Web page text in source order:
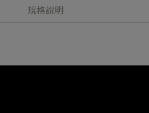
規格說明